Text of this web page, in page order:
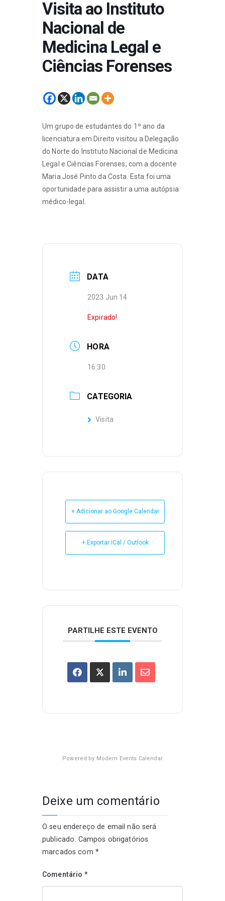
Visita ao Instituto
Nacional de
Medicina Legal e
Ciências Forenses
Um grupo de estudantes do 1º ano da
licenciatura em Direito visitou a Delegação
do Norte do Instituto Nacional de Medicina
Legal e Ciências Forenses, com a docente
Maria José Pinto da Costa. Esta foi uma
oportunidade para assistir a uma autópsia
médico-legal.
DATA
2023 Jun 14
Expirado!
HORA
16:30
CATEGORIA
Visita
+ Adicionar ao Google Calendar
+ Exportar iCal / Outlook
PARTILHE ESTE EVENTO
Powered by Modern Events Calendar
Deixe um comentário
O seu endereço de email não será
publicado. Campos obrigatórios
marcados com *
Comentário *